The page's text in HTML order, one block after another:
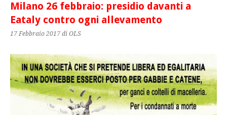
Milano 26 febbraio: presidio davanti a
Eataly contro ogni allevamento
17 Febbraio 2017 di OLS